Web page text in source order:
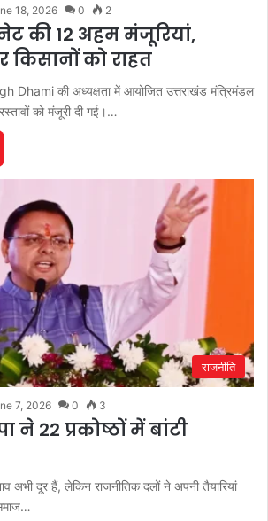
18, 2026 0 2
की 12 अहम मंजूरियां,
किसानों को राहत
Dhami की अध्यक्षता में आयोजित उत्तराखंड मंत्रिमंडल
को मंजूरी दी गई।…
राजनीति
7, 2026 0 3
ने 22 प्रकोष्ठों में बांटी
अभी दूर हैं, लेकिन राजनीतिक दलों ने अपनी तैयारियां